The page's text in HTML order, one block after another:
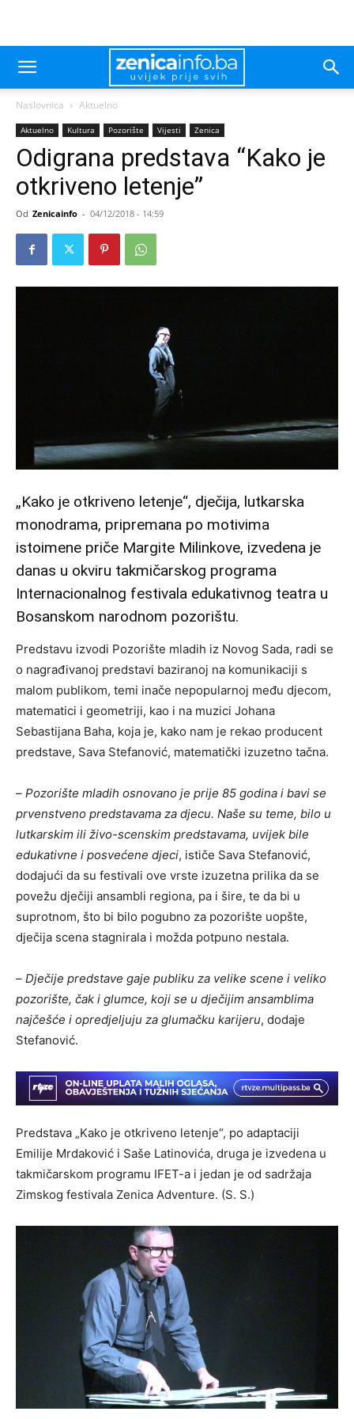
Naslovnica Aktuelno
Aktuelno Kultura Pozorište Vijesti Zenica
Odigrana predstava “Kako je
otkriveno letenje”
Od Zenicainfo - 04/12/2018 - 14:59
„Kako je otkriveno letenje“, dječija, lutkarska
monodrama, pripremana po motivima
istoimene priče Margite Milinkove, izvedena je
danas u okviru takmičarskog programa
Internacionalnog festivala edukativnog teatra u
Bosanskom narodnom pozorištu.
Predstavu izvodi Pozorište mladih iz Novog Sada, radi se
o nagrađivanoj predstavi baziranoj na komunikaciji s
malom publikom, temi inače nepopularnoj među djecom,
matematici i geometriji, kao i na muzici Johana
Sebastijana Baha, koja je, kako nam je rekao producent
predstave, Sava Stefanović, matematički izuzetno tačna.
– Pozorište mladih osnovano je prije 85 godina i bavi se
prvenstveno predstavama za djecu. Naše su teme, bilo u
lutkarskim ili živo-scenskim predstavama, uvijek bile
edukativne i posvećene djeci, ističe Sava Stefanović,
dodajući da su festivali ove vrste izuzetna prilika da se
povežu dječiji ansambli regiona, pa i šire, te da bi u
suprotnom, što bi bilo pogubno za pozorište uopšte,
dječija scena stagnirala i možda potpuno nestala.
– Dječije predstave gaje publiku za velike scene i veliko
pozorište, čak i glumce, koji se u dječijim ansamblima
najčešće i opredjeljuju za glumačku karijeru, dodaje
Stefanović.
Predstava „Kako je otkriveno letenje“, po adaptaciji
Emilije Mrdaković i Saše Latinovića, druga je izvedena u
takmičarskom programu IFET-a i jedan je od sadržaja
Zimskog festivala Zenica Adventure. (S. S.)